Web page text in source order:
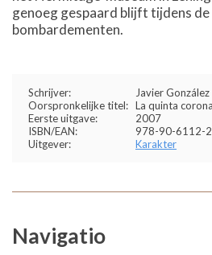
genoeg gespaard blijft tijdens de
bombardementen.
Schrijver:
Javier González
Oorspronkelijke titel: La quinta corona
Eerste uitgave:
2007
ISBN/EAN:
978-90-6112-
Uitgever:
Karakter
Navigatio